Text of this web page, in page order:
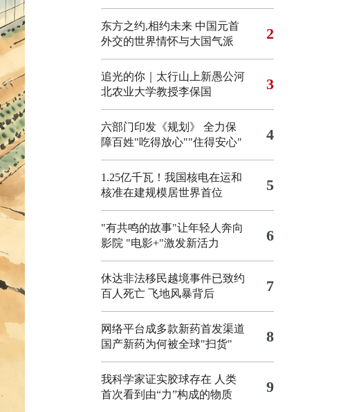
东方之约,相约未来 中国元首
外交的世界情怀与大国气派
2
追光的你｜太行山上新愚公河
北农业大学教授李保国
3
六部门印发《规划》 全力保
障百姓"吃得放心""住得安心"
4
1.25亿千瓦！我国核电在运和
核准在建规模居世界首位
5
"有共鸣的故事"让年轻人奔向
影院 "电影+"激发新活力 6
休达非法移民越境事件已致约
百人死亡 飞地风暴背后 7
网络平台成多款新药首发渠道
国产新药为何被全球"扫货"
8
我科学家证实胶球存在 人类
首次看到由“力”构成的物质
9